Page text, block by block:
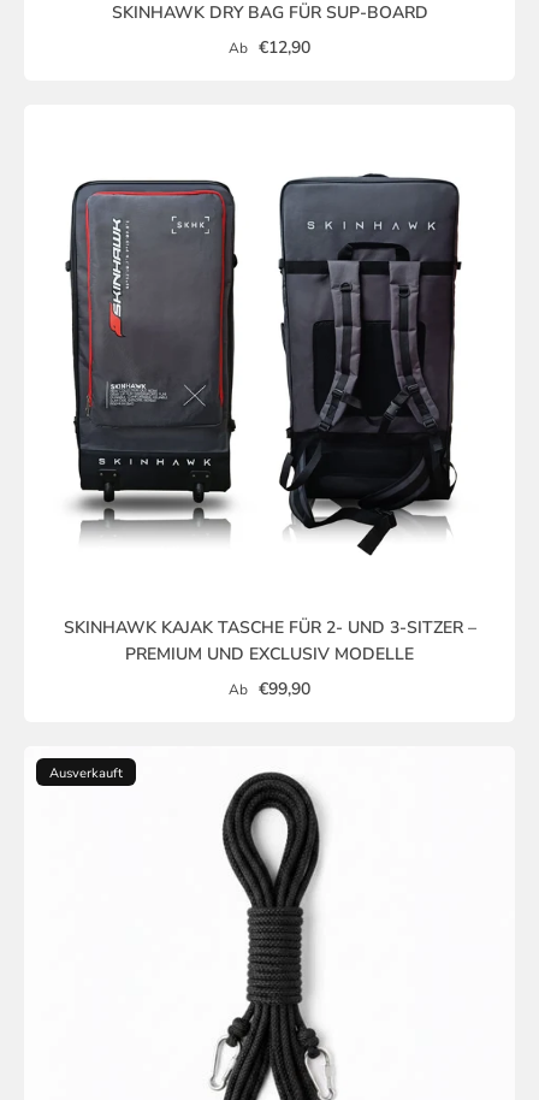
SKINHAWK DRY BAG FÜR SUP-BOARD
Ab €12,90
SKINHAWK KAJAK TASCHE FÜR 2- UND 3-SITZER –
PREMIUM UND EXCLUSIV MODELLE
Ab €99,90
Ausverkauft